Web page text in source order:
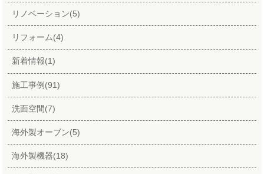
リノベーション(5)
リフォーム(4)
新着情報(1)
施工事例(91)
洗面空間(7)
海外製オーブン(5)
海外製機器(18)